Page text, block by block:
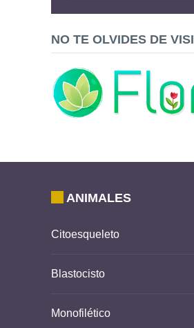
NO TE OLVIDES DE
ANIMALES
Citoesqueleto
Blastocisto
Monofilético